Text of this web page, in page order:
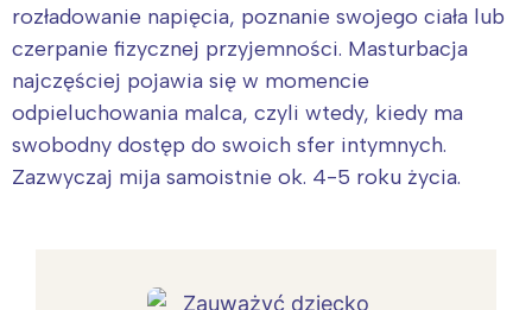
rozładowanie napięcia, poznanie swojego ciała lub
czerpanie fizycznej przyjemności. Masturbacja
najczęściej pojawia się w momencie
odpieluchowania malca, czyli wtedy, kiedy ma
swobodny dostęp do swoich sfer intymnych.
Zazwyczaj mija samoistnie ok. 4-5 roku życia.